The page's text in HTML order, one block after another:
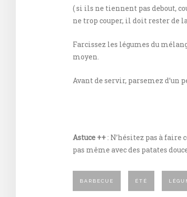
( si ils ne tiennent pas debout,
ne trop couper, il doit rester de
Farcissez les légumes du
moyen.
Avant de servir, parsemez d’un
Astuce ++: N’hésitez pas à faire
pas même avec des patates
BARBECUE ÉTÉ